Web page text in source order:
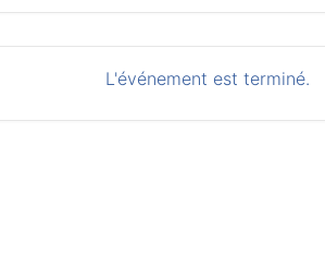
L'événement est terminé.